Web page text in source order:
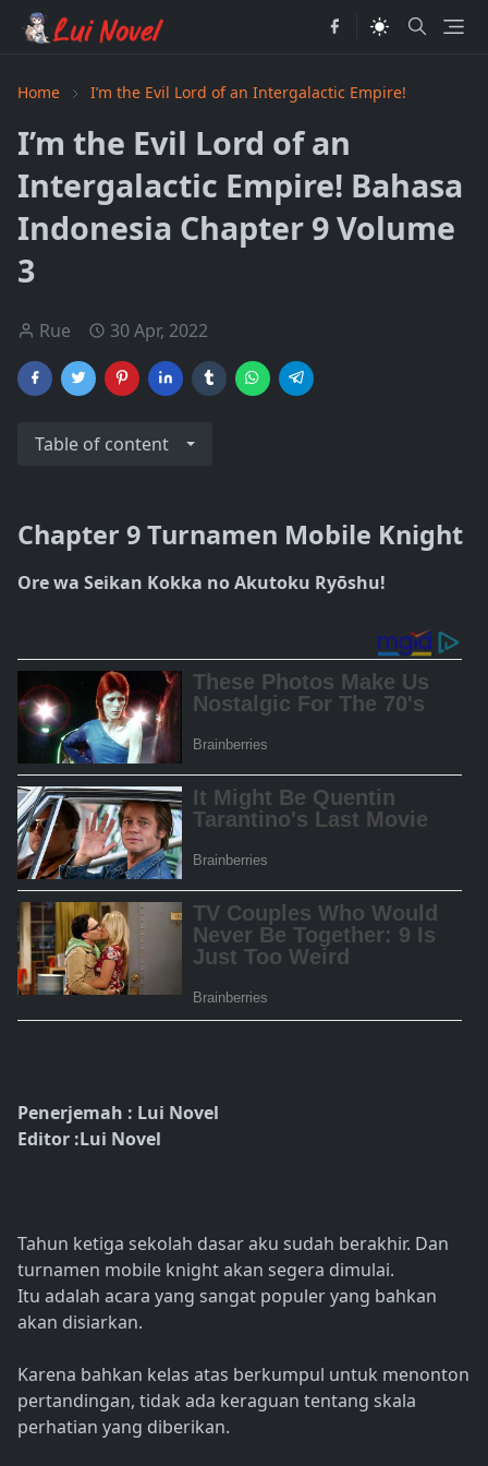
Home I’m the Evil Lord of an Intergalactic Empire!
I’m the Evil Lord of an
Intergalactic Empire! Bahasa
Indonesia Chapter 9 Volume
3
Rue 30 Apr, 2022
Table of content
Chapter 9 Turnamen Mobile Knight
Ore wa Seikan Kokka no Akutoku Ryōshu!
Penerjemah : Lui Novel
Editor :Lui Novel
Tahun ketiga sekolah dasar aku sudah berakhir. Dan
turnamen mobile knight akan segera dimulai.
Itu adalah acara yang sangat populer yang bahkan
akan disiarkan.
Karena bahkan kelas atas berkumpul untuk menonton
pertandingan, tidak ada keraguan tentang skala
perhatian yang diberikan.